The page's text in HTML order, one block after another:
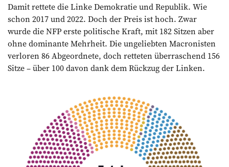
Damit rettete die Linke Demokratie und Republik. Wie
schon 2017 und 2022. Doch der Preis ist hoch. Zwar
wurde die NFP erste politische Kraft, mit 182 Sitzen aber
ohne dominante Mehrheit. Die ungeliebten Macronisten
verloren 86 Abgeordnete, doch retteten überraschend 156
Sitze – über 100 davon dank dem Rückzug der Linken.